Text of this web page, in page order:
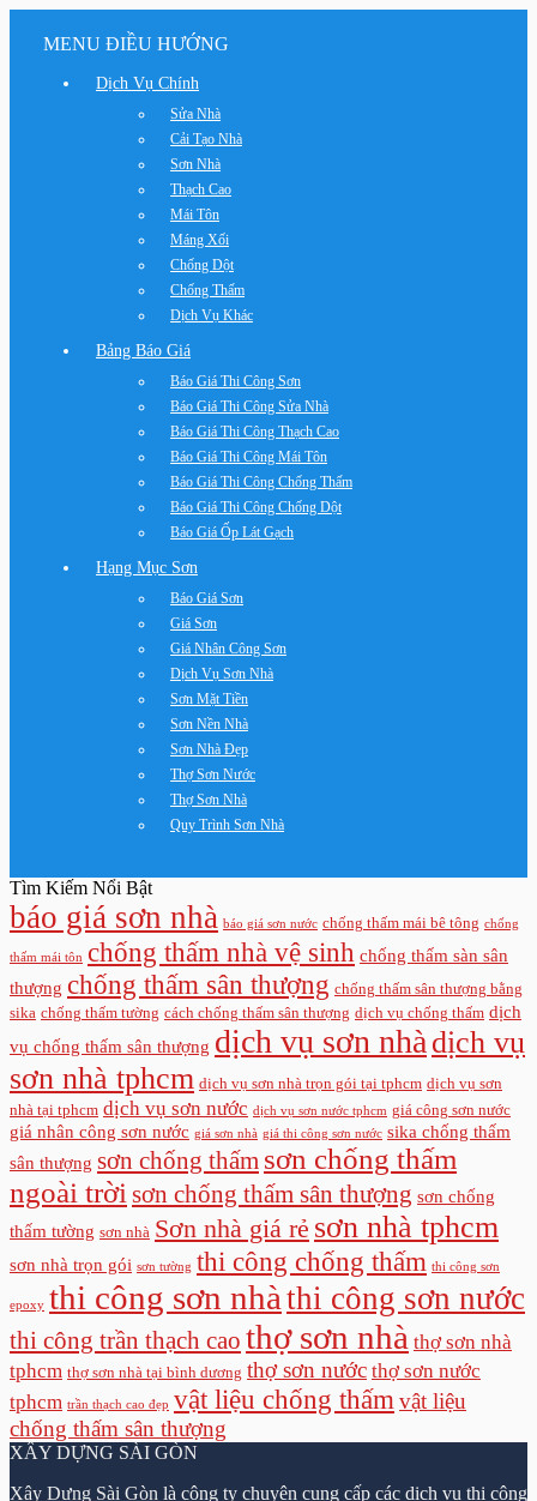
MENU ĐIỀU HƯỚNG
Dịch Vụ Chính
Sửa Nhà
Cải Tạo Nhà
Sơn Nhà
Thạch Cao
Mái Tôn
Máng Xối
Chống Dột
Chống Thấm
Dịch Vụ Khác
Bảng Báo Giá
Báo Giá Thi Công Sơn
Báo Giá Thi Công Sửa Nhà
Báo Giá Thi Công Thạch Cao
Báo Giá Thi Công Mái Tôn
Báo Giá Thi Công Chống Thấm
Báo Giá Thi Công Chống Dột
Báo Giá Ốp Lát Gạch
Hạng Mục Sơn
Báo Giá Sơn
Giá Sơn
Giá Nhân Công Sơn
Dịch Vụ Sơn Nhà
Sơn Mặt Tiền
Sơn Nền Nhà
Sơn Nhà Đẹp
Thợ Sơn Nước
Thợ Sơn Nhà
Quy Trình Sơn Nhà
Tìm Kiếm Nổi Bật
báo giá sơn nhà báo giá sơn nước chống thấm mái bê tông chống
thấm mái tôn chống thấm nhà vệ sinh chống thấm sàn sân
thượng chống thấm sân thượng chống thấm sân thượng bằng
sika chống thấm tường cách chống thấm sân thượng dịch vụ chống thấm dịch
vụ chống thấm sân thượng dịch vụ sơn nhà dịch vụ
sơn nhà tphcm dịch vụ sơn nhà trọn gói tại tphcm dịch vụ sơn
nhà tại tphcm dịch vụ sơn nước dịch vụ sơn nước tphcm giá công sơn nước
giá nhân công sơn nước giá sơn nhà giá thi công sơn nước sika chống thấm
sân thượng sơn chống thấm sơn chống thấm
ngoài trời sơn chống thấm sân thượng sơn chống
thấm tường sơn nhà Sơn nhà giá rẻ sơn nhà tphcm
sơn nhà trọn gói sơn tường thi công chống thấm thi công sơn
epoxy thi công sơn nhà thi công sơn nước
thi công trần thạch cao thợ sơn nhà thợ sơn nhà
tphcm thợ sơn nhà tại bình dương thợ sơn nước thợ sơn nước
tphcm trần thạch cao đẹp vật liệu chống thấm vật liệu
chống thấm sân thượng
XÂY DỰNG SÀI GÒN
Xây Dựng Sài Gòn là công ty chuyên cung cấp các dịch vụ thi công